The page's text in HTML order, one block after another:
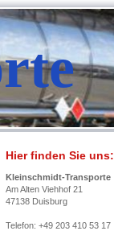
Hier finden Sie uns:
Kleinschmidt-Transporte
Am Alten Viehhof 21
47138 Duisburg
Telefon: +49 203 410 53 17